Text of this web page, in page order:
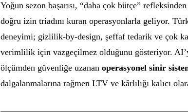
Yoğun sezon başarısı, “daha çok bütçe”
doğru izin triadını kuran operasyonlarla geliyor.
deneyimi; gizlilik-by-design, şeffaf tedarik ve çok
verimlilik için vazgeçilmez olduğunu gösteriyor.
ölçümden güvenliğe uzananoperasyonel sinir
dalgalanmalarına rağmen LTV ve kârlılığı kalıcı